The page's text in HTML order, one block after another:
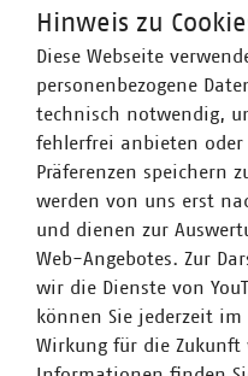
PDF Download
Dossiers zum Thema
MEHR ZU DOSSIERS ZUM
ALLE DOSSIERS VON A-Z
Hinweis zu
Diese Webseite
personenbezogene
technisch notwendig,
fehlerfrei anbieten
Präferenzen speichern
werden von uns erst
und dienen zur
Web-Angebotes. Zur
wir die Dienste von
können Sie jederzeit
Wirkung für die Zukunft